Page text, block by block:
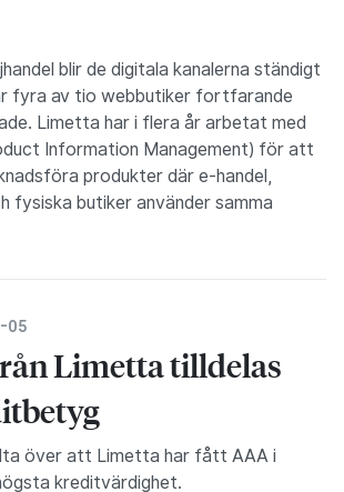
blir de digitala kanalerna ständigt
fyra av tio webbutiker fortfarande
Limetta har i flera år arbetat med
Information Management) för att
produkter där e-handel,
fysiska butiker använder samma
05
Limetta tilldelas
över att Limetta har fått AAA i
kreditvärdighet.